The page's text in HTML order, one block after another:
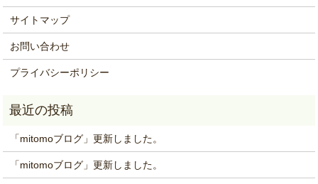
サイトマップ
お問い合わせ
プライバシーポリシー
「mitomoブログ」更新しました。
「mitomoブログ」更新しました。